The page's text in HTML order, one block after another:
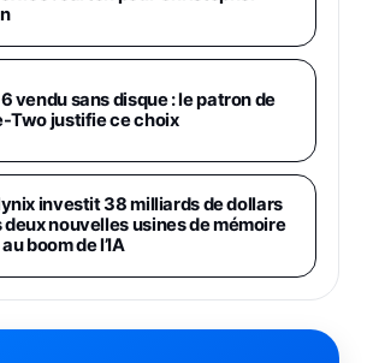
- Casque Enfant - Bleu &
Audio 5 Casques, Blanc
29,96€Fnac (Vendeur Tiers)
AC59U Routeur sans Fil Double
(Serveur et Client VPN, Triple
Point d'accès et Bridge, contrôle
Qos)
50,42€Amazon
KX-TG6822 Téléphones Sans fil
vendu sans disque : le patron de
Two justifie ce choix
investit 38 milliards de dollars
deux nouvelles usines de mémoire
boom de l’IA